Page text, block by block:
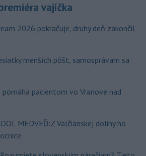
vajíčka
2026 pokračuje, druhý deň zakončil
menších pôšt, samosprávam sa
pacientom vo Vranove nad
MEDVEĎ:Z Valčianskej doliny ho